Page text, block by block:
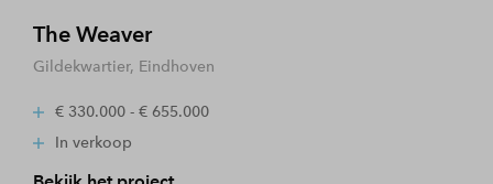
The Weaver
Gildekwartier, Eindhoven
€ 330.000 - € 655.000
In verkoop